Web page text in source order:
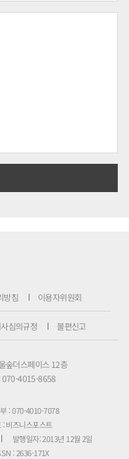
방침 이용자위원회
심의규정 불편신고
숲더스페이스 12층
070-4015-8658
: 070-4010-7078
: 비즈니스포스트
발행일자: 2013년 12월 2일
: 2636-171X